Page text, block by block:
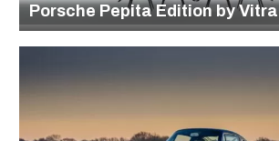
Porsche Pepita Edition by Vitra